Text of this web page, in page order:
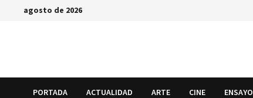
Saltaragosto de 2026
PORTADA ACTUALIDAD ARTE CINE ENSAYO